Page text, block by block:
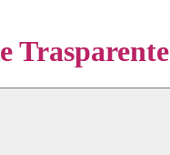
Trasparente